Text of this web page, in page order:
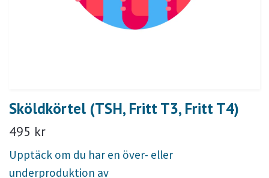
Sköldkörtel (TSH, Fritt T3, Fritt T4)
495 kr
Upptäck om du har en över- eller
underproduktion av